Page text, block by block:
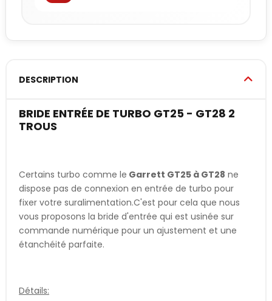
DESCRIPTION
BRIDE ENTRÉE DE TURBO GT25 - GT28 2
TROUS
Certains turbo comme le Garrett GT25 à GT28 ne
dispose pas de connexion en entrée de turbo pour
fixer votre suralimentation.C'est pour cela que nous
vous proposons la bride d'entrée qui est usinée sur
commande numérique pour un ajustement et une
étanchéité parfaite.
Détails: